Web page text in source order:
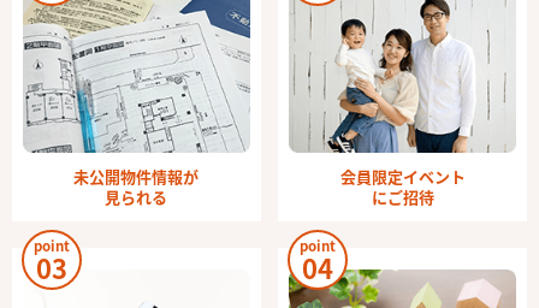
未公開物件情報が
見られる
会員限定イベント
にご招待
point
03
point
04